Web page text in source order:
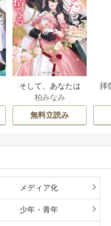
そして、あなたは
私を捨てる
柏みなみ
無料立読み
拝
メディア化
少年・青年